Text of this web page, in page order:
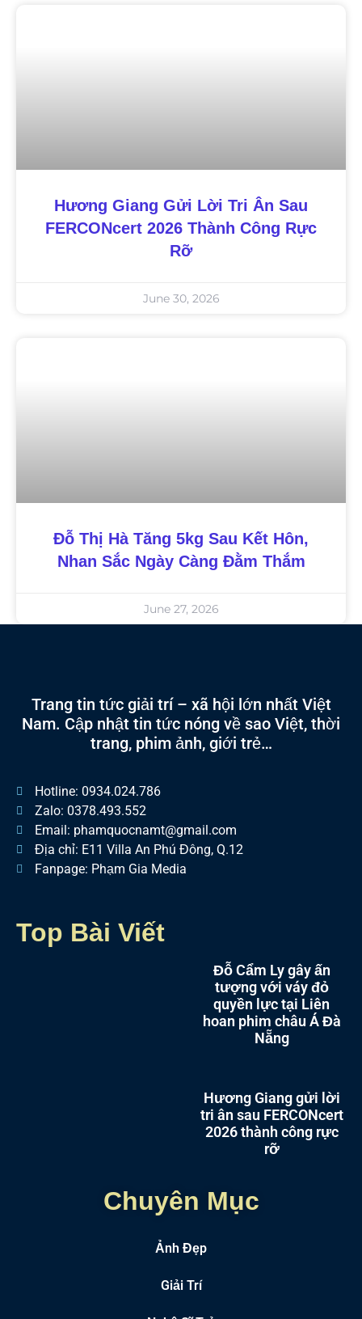
Hương Giang Gửi Lời Tri Ân Sau
FERCONcert 2026 Thành Công Rực
Rỡ
June 30, 2026
Đỗ Thị Hà Tăng 5kg Sau Kết Hôn,
Nhan Sắc Ngày Càng Đằm Thắm
June 27, 2026
Trang tin tức giải trí – xã hội lớn nhất Việt
Nam. Cập nhật tin tức nóng về sao Việt, thời
trang, phim ảnh, giới trẻ…
Hotline: 0934.024.786
Zalo: 0378.493.552
Email: phamquocnamt@gmail.com
Địa chỉ: E11 Villa An Phú Đông, Q.12
Fanpage: Phạm Gia Media
Top Bài Viết
Đỗ Cẩm Ly gây ấn
tượng với váy đỏ
quyền lực tại Liên
hoan phim châu Á Đà
Nẵng
Hương Giang gửi lời
tri ân sau FERCONcert
2026 thành công rực
rỡ
Chuyên Mục
Ảnh Đẹp
Giải Trí